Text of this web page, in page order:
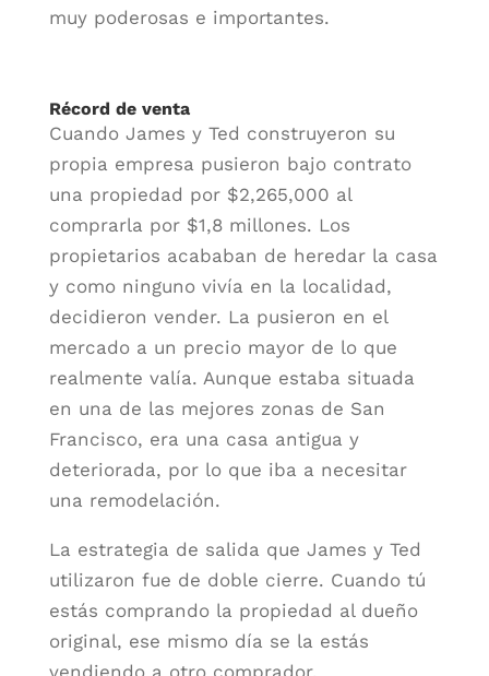
muy poderosas e importantes.
Récord de venta
Cuando James y Ted construyeron su
propia empresa pusieron bajo contrato
una propiedad por $2,265,000 al
comprarla por $1,8 millones. Los
propietarios acababan de heredar la casa
y como ninguno vivía en la localidad,
decidieron vender. La pusieron en el
mercado a un precio mayor de lo que
realmente valía. Aunque estaba situada
en una de las mejores zonas de San
Francisco, era una casa antigua y
deteriorada, por lo que iba a necesitar
una remodelación.
La estrategia de salida que James y Ted
utilizaron fue de doble cierre. Cuando tú
estás comprando la propiedad al dueño
original, ese mismo día se la estás